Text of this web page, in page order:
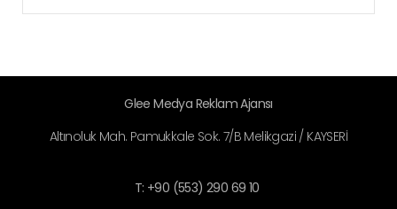
Glee Medya Reklam Ajansı
Altınoluk Mah. Pamukkale Sok. 7/B Melikgazi / KAYSERİ
T: +90 (553) 290 69 10